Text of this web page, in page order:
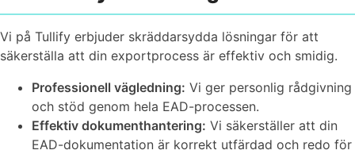
Vi på Tullify erbjuder skräddarsydda lösningar för att
säkerställa att din exportprocess är effektiv och smidig.
Professionell vägledning: Vi ger personlig rådgivning
och stöd genom hela EAD-processen.
Effektiv dokumenthantering: Vi säkerställer att din
EAD-dokumentation är korrekt utfärdad och redo för